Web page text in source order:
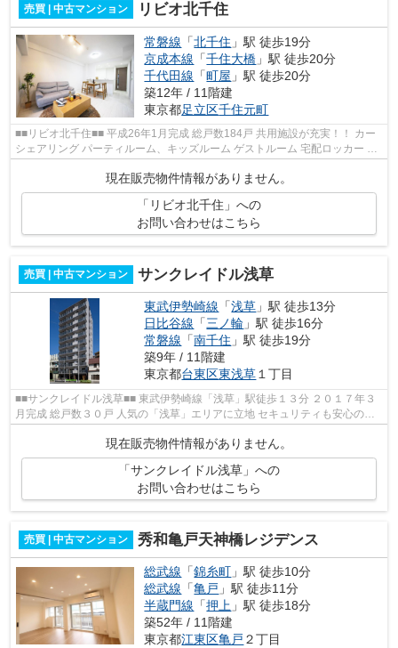
売買 | 中古マンション リビオ北千住
常磐線 「北千住 」駅 徒歩19分
京成本線 「千住大橋 」駅 徒歩20分
千代田線 「町屋 」駅 徒歩20分
築12年 / 11階建
東京都足立区千住元町
■■リビオ北千住■■ 平成26年1月完成 総戸数184戸 共用施設が充実！！ カー
シェアリング パーティルーム、キッズルーム ゲストルーム 宅配ロッカー 駐
現在販売物件情報がありません。
「リビオ北千住」への
お問い合わせはこちら
売買 | 中古マンション サンクレイドル浅草
東武伊勢崎線 「浅草 」駅 徒歩13分
日比谷線 「三ノ輪 」駅 徒歩16分
常磐線 「南千住 」駅 徒歩19分
築9年 / 11階建
東京都台東区東浅草１丁目
■■サンクレイドル浅草■■ 東武伊勢崎線「浅草」駅徒歩１３分 ２０１７年３
月完成 総戸数３０戸 人気の「浅草」エリアに立地 セキュリティも安心のオ
現在販売物件情報がありません。
「サンクレイドル浅草」への
お問い合わせはこちら
売買 | 中古マンション 秀和亀戸天神橋レジデンス
総武線 「錦糸町 」駅 徒歩10分
総武線 「亀戸 」駅 徒歩11分
半蔵門線 「押上 」駅 徒歩18分
築52年 / 11階建
東京都江東区亀戸 ２丁目